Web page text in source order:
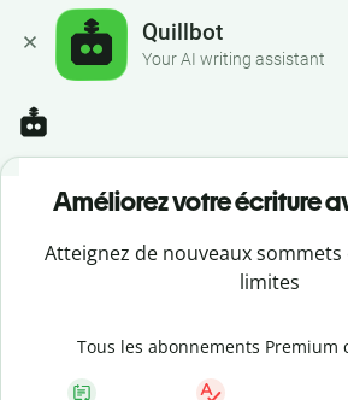
Quillbot
Your AI writing assistant
Améliorez votre écriture
Atteignez de nouveaux sommets
limites
Tous les abonnements Premium